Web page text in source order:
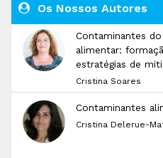
Os Nossos Autores
Contaminantes
alimentar:
estratégias de
Cristina Soares
Contaminantes
Cristina Delerue-